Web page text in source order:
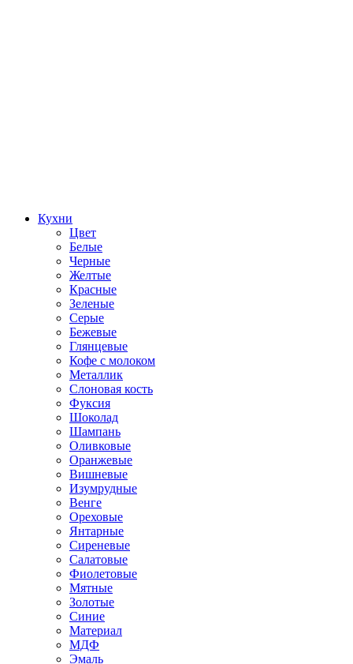
Кухни
Цвет
Белые
Черные
Желтые
Красные
Зеленые
Серые
Бежевые
Глянцевые
Кофе с молоком
Металлик
Слоновая кость
Фуксия
Шоколад
Шампань
Оливковые
Оранжевые
Вишневые
Изумрудные
Венге
Ореховые
Янтарные
Сиреневые
Салатовые
Фиолетовые
Мятные
Золотые
Синие
Материал
МДФ
Эмаль